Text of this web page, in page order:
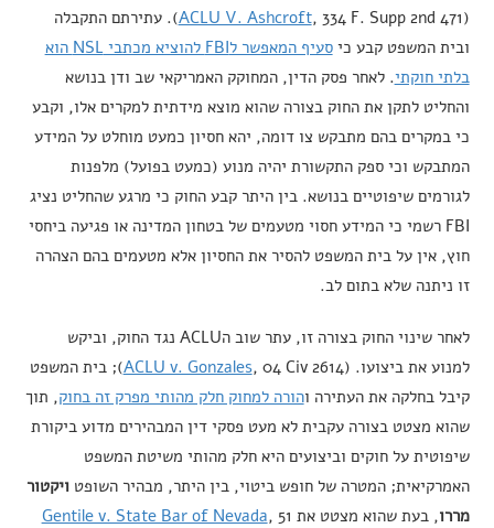
(
ACLU V. Ashcroft, 334 F. Supp 2nd 471). עתירתם התקבלה
ובית המשפט קבע כי
סעיף המאפשר לFBI להוציא מכתבי NSL הוא
בלתי חוקתי. לאחר פסק הדין, המחוקק האמריקאי שב ודן בנושא
והחליט לתקן את החוק בצורה שהוא מוצא מידתית למקרים אלו, וקבע
כי במקרים בהם מתבקש צו דומה, יהא חסיון כמעט מוחלט על המידע
המתבקש וכי ספק התקשורת יהיה מנוע (כמעט בפועל) מלפנות
לגורמים שיפוטיים בנושא. בין היתר קבע החוק כי מרגע שהחליט נציג
FBI רשמי כי המידע חסוי מטעמים של בטחון המדינה או פגיעה ביחסי
חוץ, אין על בית המשפט להסיר את החסיון אלא מטעמים בהם הצהרה
זו ניתנה שלא בתום לב.
לאחר שינוי החוק בצורה זו, עתר שוב הACLU נגד החוק, וביקש
למנוע את ביצועו. (
ACLU v. Gonzales, 04 Civ 2614); בית המשפט
קיבל בחלקה את העתירה והורה למחוק חלק מהותי מפרק זה בחוק, תוך
שהוא מצטט בצורה עקבית לא מעט פסקי דין המבהירים מדוע ביקורת
שיפוטית על חוקים וביצועים היא חלק מהותי משיטת המשפט
האמרקיאית; המטרה של חופש ביטוי, בין היתר, מבהיר השופטויקטור
מררו, בעת שהוא מצטט את Gentile v. State Bar of Nevada, 51